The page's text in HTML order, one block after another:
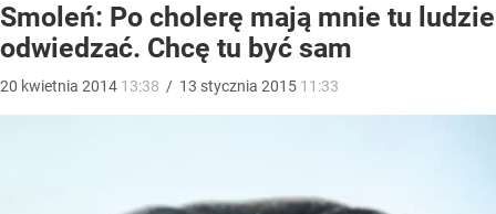
Smoleń: Po cholerę mają mnie tu ludzie
odwiedzać. Chcę tu być sam
20 kwietnia 2014 13:38 / 13 stycznia 2015 11:33